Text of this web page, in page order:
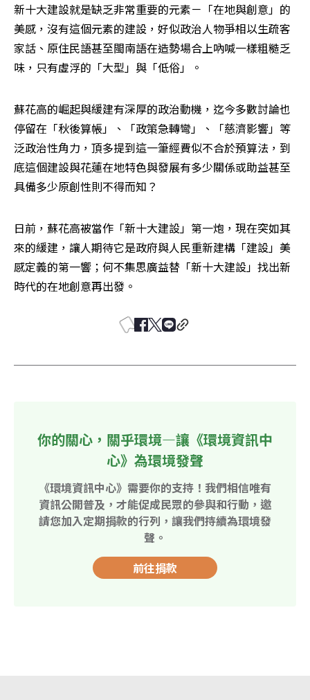
新十大建設就是缺乏非常重要的元素－「在地與創意」的
美感，沒有這個元素的建設，好似政治人物爭相以生疏客
家話、原住民語甚至閩南語在造勢場合上吶喊一樣粗糙乏
味，只有虛浮的「大型」與「低俗」。
蘇花高的崛起與緩建有深厚的政治動機，迄今多數討論也
停留在「秋後算帳」、「政策急轉彎」、「慈濟影響」等
泛政治性角力，頂多提到這一筆經費似不合於預算法，到
底這個建設與花蓮在地特色與發展有多少關係或助益甚至
具備多少原創性則不得而知？
日前，蘇花高被當作「新十大建設」第一炮，現在突如其
來的緩建，讓人期待它是政府與人民重新建構「建設」美
感定義的第一響；何不集思廣益替「新十大建設」找出新
時代的在地創意再出發。
你的關心，關乎環境—讓《環境資訊中
心》為環境發聲
《環境資訊中心》需要你的支持！我們相信唯有
資訊公開普及，才能促成民眾的參與和行動，邀
請您加入定期捐款的行列，讓我們持續為環境發
聲。
前往捐款